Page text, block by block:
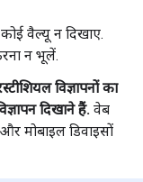
वैल्यू न दिखाए.
न भूलें.
विज्ञापनों का
दिखाने हैं. वेब
मोबाइल डिवाइसों